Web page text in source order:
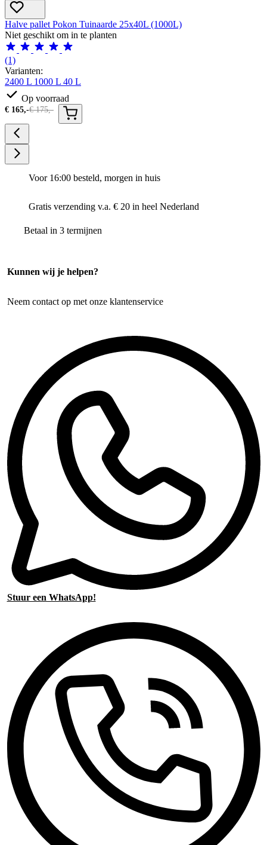
Halve pallet Pokon Tuinaarde 25x40L (1000L)
Niet geschikt om in te planten
(1)
Varianten:
2400 L 1000 L 40 L
Op voorraad
€ 165,-€175,-
Voor 16:00 besteld, morgen in huis
Gratis verzending v.a. € 20 in heel Nederland
Betaal in 3 termijnen
Kunnen wij je helpen?
Neem contact op met onze klantenservice
Stuur een WhatsApp!